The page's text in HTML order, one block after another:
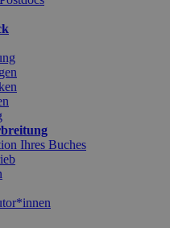
Ihres Buches